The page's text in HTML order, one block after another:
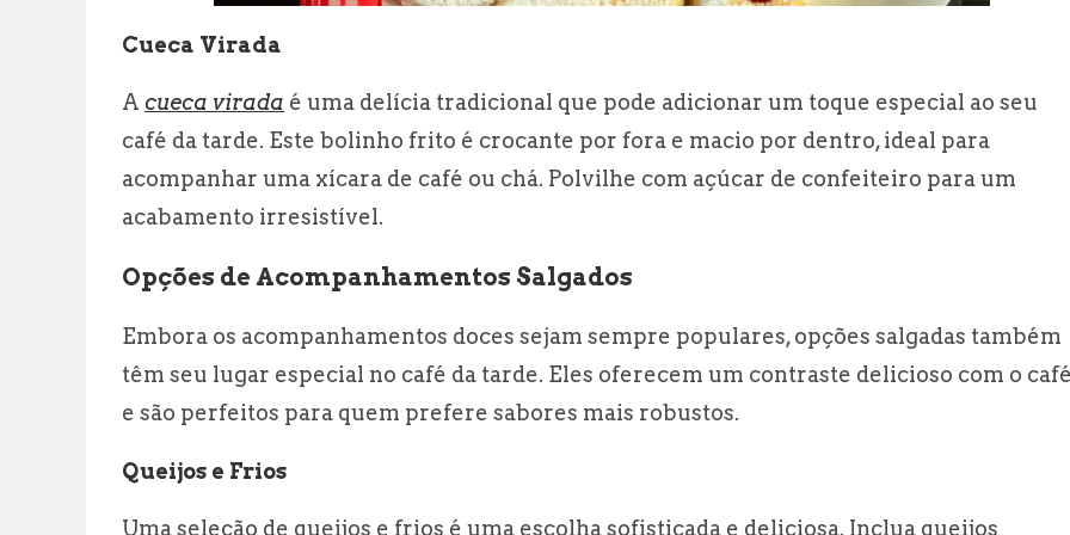
Cueca Virada
A cueca virada é uma delícia tradicional que pode adicionar um toque especial ao seu
café da tarde. Este bolinho frito é crocante por fora e macio por dentro, ideal para
acompanhar uma xícara de café ou chá. Polvilhe com açúcar de confeiteiro para um
acabamento irresistível.
Opções de Acompanhamentos Salgados
Embora os acompanhamentos doces sejam sempre populares, opções salgadas também
têm seu lugar especial no café da tarde. Eles oferecem um contraste delicioso com o
e são perfeitos para quem prefere sabores mais robustos.
Queijos e Frios
Uma seleção de queijos e frios é uma escolha sofisticada e deliciosa. Inclua queijos